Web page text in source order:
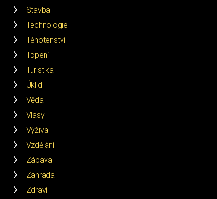
Stavba
Technologie
Těhotenství
Topení
Turistika
Úklid
Věda
Vlasy
Výživa
Vzdělání
Zábava
Zahrada
Zdraví